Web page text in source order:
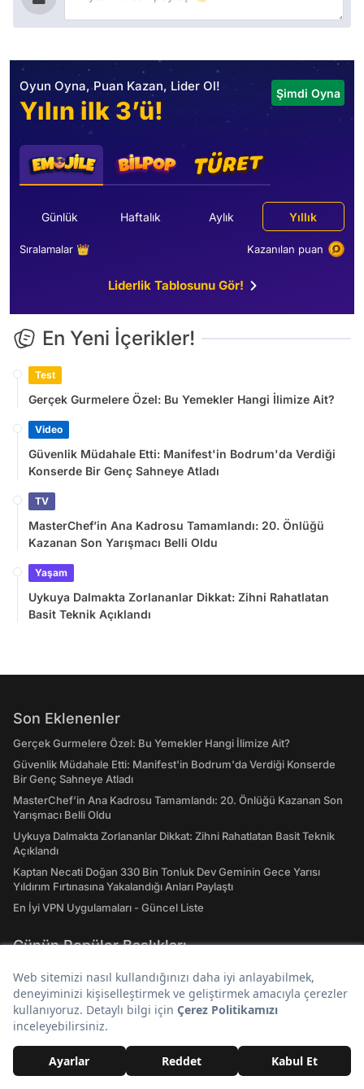
Oyun Oyna, Puan Kazan, Lider Ol!
Yılın ilk 3’ü!
Şimdi Oyna
Günlük Haftalık Aylık Yıllık
Sıralamalar 👑 Kazanılan puan
Liderlik Tablosunu Gör!
En Yeni İçerikler!
Test
Gerçek Gurmelere Özel: Bu Yemekler Hangi İlimize Ait?
Video
Güvenlik Müdahale Etti: Manifest'in Bodrum'da Verdiği
Konserde Bir Genç Sahneye Atladı
TV
MasterChef’in Ana Kadrosu Tamamlandı: 20. Önlüğü
Kazanan Son Yarışmacı Belli Oldu
Yaşam
Uykuya Dalmakta Zorlananlar Dikkat: Zihni Rahatlatan
Basit Teknik Açıklandı
Son Eklenenler
Gerçek Gurmelere Özel: Bu Yemekler Hangi İlimize Ait?
Güvenlik Müdahale Etti: Manifest'in Bodrum'da Verdiği Konserde
Bir Genç Sahneye Atladı
MasterChef’in Ana Kadrosu Tamamlandı: 20. Önlüğü Kazanan Son
Yarışmacı Belli Oldu
Uykuya Dalmakta Zorlananlar Dikkat: Zihni Rahatlatan Basit Teknik
Açıklandı
Kaptan Necati Doğan 330 Bin Tonluk Dev Geminin Gece Yarısı
Yıldırım Fırtınasına Yakalandığı Anları Paylaştı
En İyi VPN Uygulamaları - Güncel Liste
Günün Popüler Başlıkları
Beşiktaş-Üsküdar Vapurunda Yaşlı Kadın, Şort Giyen Kadının
Bacağına Bastonla Vurdu!
Yaşamak İstediğin Ülke Hangisi? Haritadaki Yerini Değil,
Yaşayacağın Hayatı Seçiyorsun!
"Türkiye’deki Yolların Çoğu Avrupa’da Yok"
Kur'an Kursu Öğrencilerinden Belediye Başkanına: "Manifest’i